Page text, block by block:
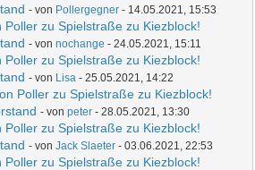
- von Pollergegner - 14.05.2021, 15:53
Poller zu Spielstraße zu Kiezblock!
- vonnochange - 24.05.2021, 15:11
Poller zu Spielstraße zu Kiezblock!
- von Lisa - 25.05.2021, 14:22
Poller zu Spielstraße zu Kiezblock!
- vonpeter - 28.05.2021, 13:30
Poller zu Spielstraße zu Kiezblock!
- vonJack Slaeter - 03.06.2021, 22:53
Poller zu Spielstraße zu Kiezblock!